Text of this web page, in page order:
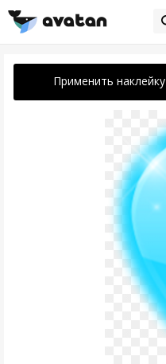
Применить наклейку